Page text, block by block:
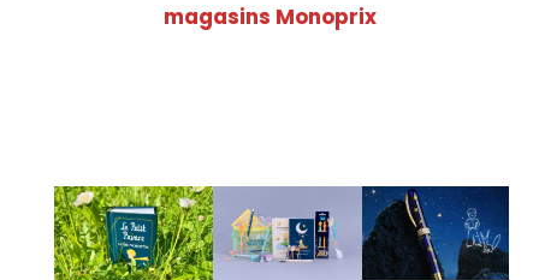
magasins Monoprix